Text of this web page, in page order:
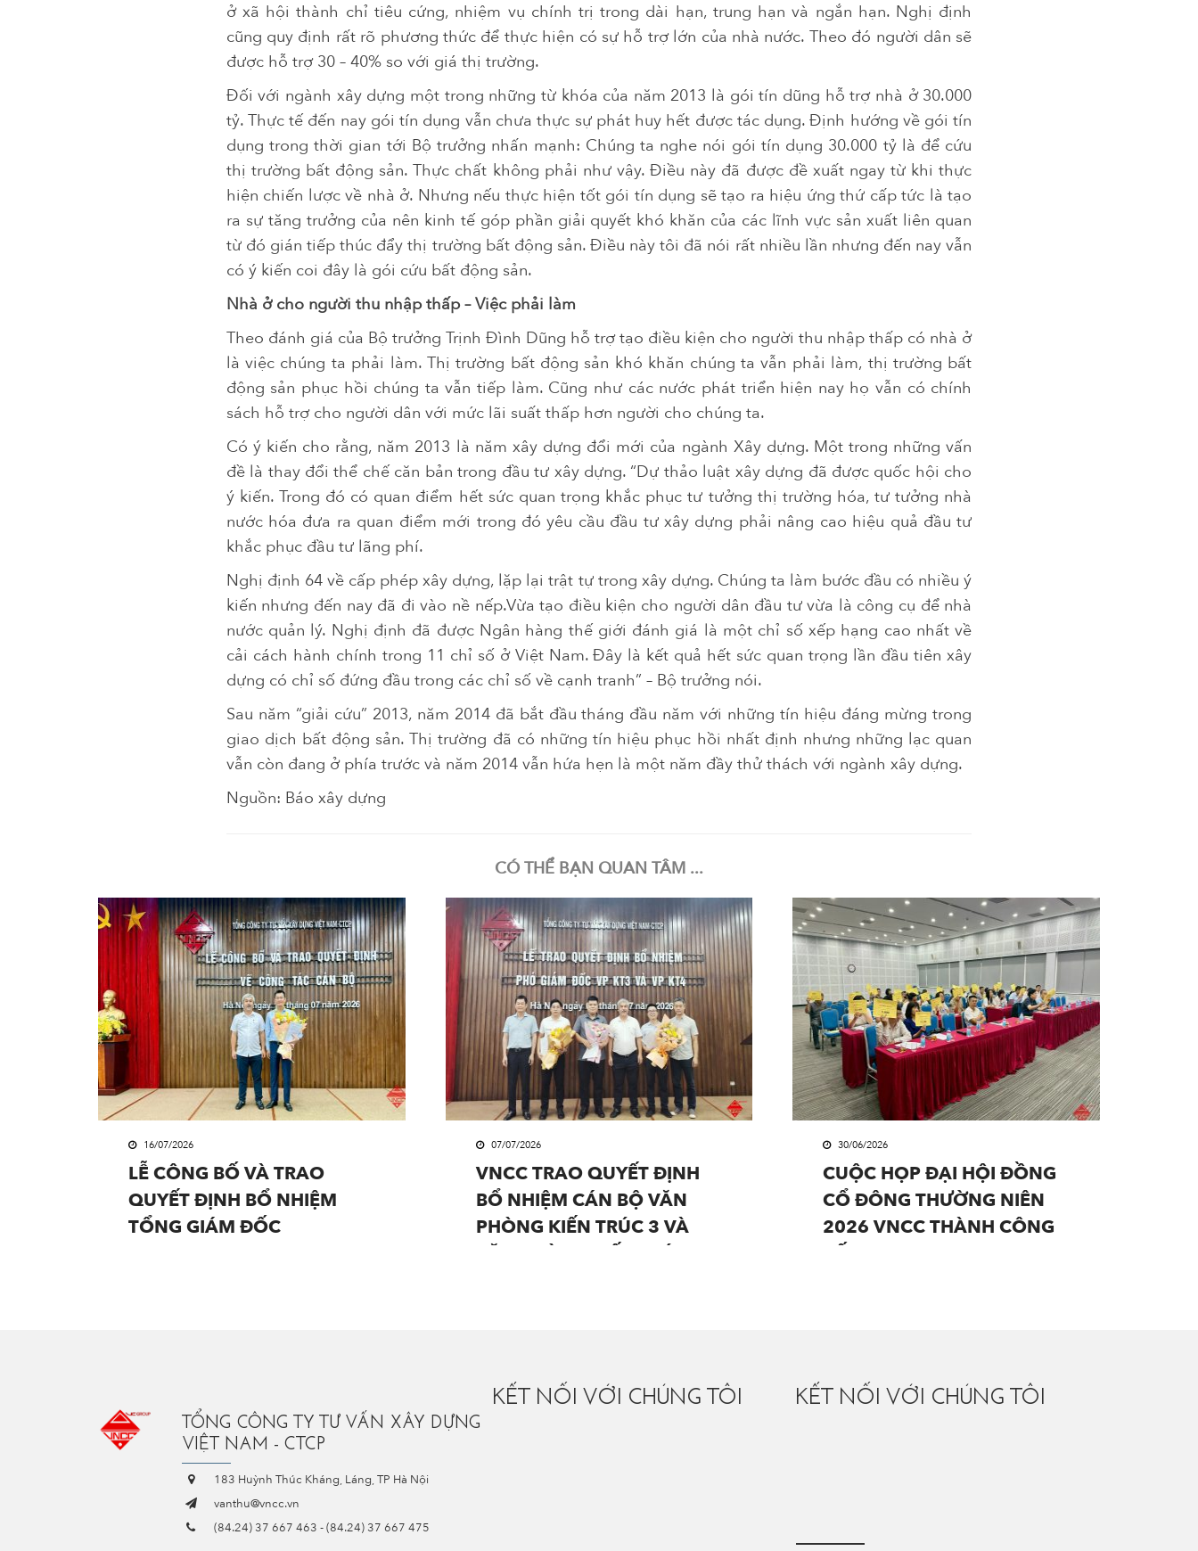
ở xã hội thành chỉ tiêu cứng, nhiệm vụ chính trị trong dài hạn, trung hạn và ngắn hạn. Nghị định
cũng quy định rất rõ phương thức để thực hiện có sự hỗ trợ lớn của nhà nước. Theo đó người dân sẽ
được hỗ trợ 30 – 40% so với giá thị trường.
Đối với ngành xây dựng một trong những từ khóa của năm 2013 là gói tín dũng hỗ trợ nhà ở 30.000
tỷ. Thực tế đến nay gói tín dụng vẫn chưa thực sự phát huy hết được tác dụng. Định hướng về gói tín
dụng trong thời gian tới Bộ trưởng nhấn mạnh: Chúng ta nghe nói gói tín dụng 30.000 tỷ là để cứu
thị trường bất động sản. Thực chất không phải như vậy. Điều này đã được đề xuất ngay từ khi thực
hiện chiến lược về nhà ở. Nhưng nếu thực hiện tốt gói tín dụng sẽ tạo ra hiệu ứng thứ cấp tức là tạo
ra sự tăng trưởng của nên kinh tế góp phần giải quyết khó khăn của các lĩnh vực sản xuất liên quan
từ đó gián tiếp thúc đẩy thị trường bất động sản. Điều này tôi đã nói rất nhiều lần nhưng đến nay vẫn
có ý kiến coi đây là gói cứu bất động sản.
Nhà ở cho người thu nhập thấp – Việc phải làm
Theo đánh giá của Bộ trưởng Trịnh Đình Dũng hỗ trợ tạo điều kiện cho người thu nhập thấp có nhà ở
là việc chúng ta phải làm. Thị trường bất động sản khó khăn chúng ta vẫn phải làm, thị trường bất
động sản phục hồi chúng ta vẫn tiếp làm. Cũng như các nước phát triển hiện nay họ vẫn có chính
sách hỗ trợ cho người dân với mức lãi suất thấp hơn người cho chúng ta.
Có ý kiến cho rằng, năm 2013 là năm xây dựng đổi mới của ngành Xây dựng. Một trong những vấn
đề là thay đổi thể chế căn bản trong đầu tư xây dựng. “Dự thảo luật xây dựng đã được quốc hội cho
ý kiến. Trong đó có quan điểm hết sức quan trọng khắc phục tư tưởng thị trường hóa, tư tưởng nhà
nước hóa đưa ra quan điểm mới trong đó yêu cầu đầu tư xây dựng phải nâng cao hiệu quả đầu tư
khắc phục đầu tư lãng phí.
Nghị định 64 về cấp phép xây dựng, lặp lại trật tự trong xây dựng. Chúng ta làm bước đầu có nhiều ý
kiến nhưng đến nay đã đi vào nề nếp.Vừa tạo điều kiện cho người dân đầu tư vừa là công cụ để nhà
nước quản lý. Nghị định đã được Ngân hàng thế giới đánh giá là một chỉ số xếp hạng cao nhất về
cải cách hành chính trong 11 chỉ số ở Việt Nam. Đây là kết quả hết sức quan trọng lần đầu tiên xây
dựng có chỉ số đứng đầu trong các chỉ số về cạnh tranh” – Bộ trưởng nói.
Sau năm “giải cứu” 2013, năm 2014 đã bắt đầu tháng đầu năm với những tín hiệu đáng mừng trong
giao dịch bất động sản. Thị trường đã có những tín hiệu phục hồi nhất định nhưng những lạc quan
vẫn còn đang ở phía trước và năm 2014 vẫn hứa hẹn là một năm đầy thử thách với ngành xây dựng.
Nguồn: Báo xây dựng
CÓ THỂ BẠN QUAN TÂM ...
16/07/2026
LỄ CÔNG BỐ VÀ TRAO
QUYẾT ĐỊNH BỔ NHIỆM
TỔNG GIÁM ĐỐC
07/07/2026
VNCC TRAO QUYẾT ĐỊNH
BỔ NHIỆM CÁN BỘ VĂN
PHÒNG KIẾN TRÚC 3 VÀ
30/06/2026
CUỘC HỌP ĐẠI HỘI ĐỒNG
CỔ ĐÔNG THƯỜNG NIÊN
2026 VNCC THÀNH CÔNG
TỔNG CÔNG TY TƯ VẤN XÂY DỰNG
VIỆT NAM - CTCP
183 Huỳnh Thúc Kháng, Láng, TP Hà Nội
vanthu@vncc.vn
(84.24) 37 667 463 -(84.24) 37 667 475
KẾT NỐI VỚI CHÚNG TÔI KẾT NỐI VỚI CHÚNG TÔI